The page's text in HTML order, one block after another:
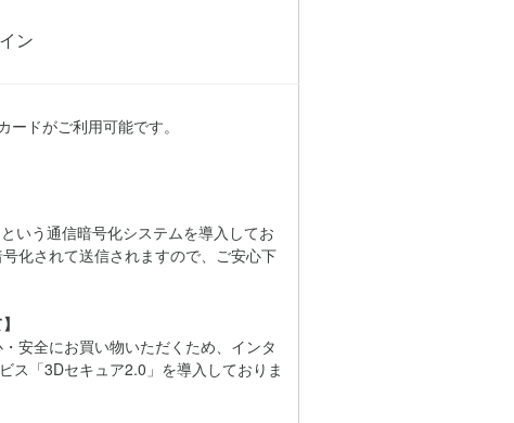
ン
ードがご利用可能です。
いう通信暗号化システムを導入してお
化されて送信されますので、ご安心下
安全にお買い物いただくため、インタ
ス「3Dセキュア2.0」を導入しておりま